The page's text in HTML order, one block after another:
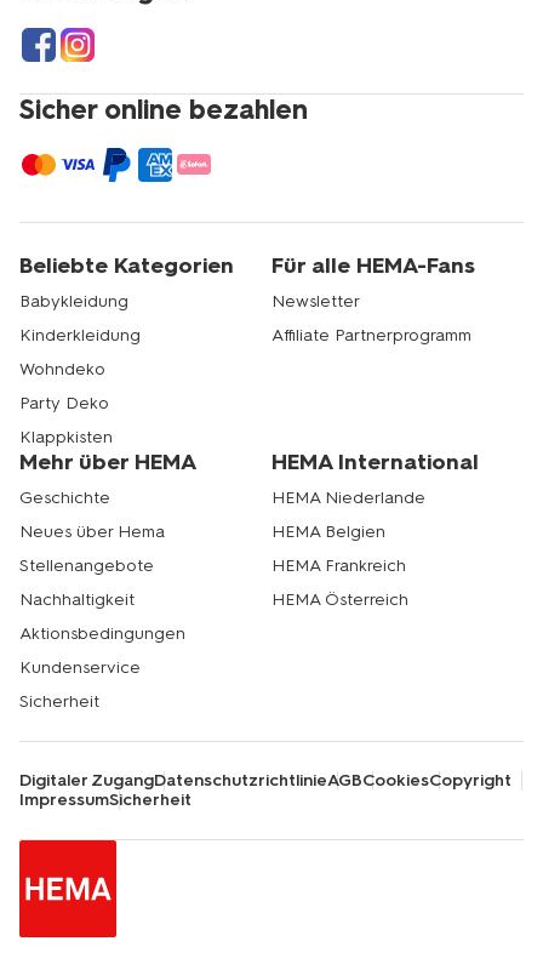
Sicher online bezahlen
Beliebte Kategorien
Babykleidung
Kinderkleidung
Wohndeko
Party Deko
Klappkisten
Für alle HEMA-Fans
Newsletter
Affiliate Partnerprogramm
Mehr über HEMA
Geschichte
Neues über Hema
Stellenangebote
Nachhaltigkeit
Aktionsbedingungen
Kundenservice
Sicherheit
HEMA International
HEMA Niederlande
HEMA Belgien
HEMA Frankreich
HEMA Österreich
Digitaler ZugangDatenschutzrichtlinieAGBCookiesCopyright
ImpressumSicherheit